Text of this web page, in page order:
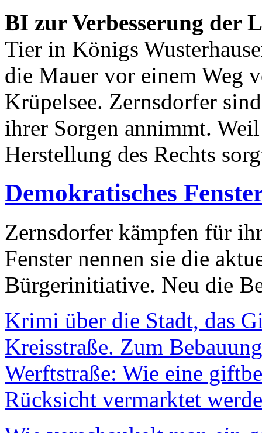
BI zur Verbesserung der
Tier in Königs
die Mauer vor einem Weg
Krüpelsee. Zernsdorfer
ihrer Sorgen annimmt.
Herstellung des Rechts
Demokratisches
Zernsdorfer kämpfen für
Fenster nennen sie die
Bürgerinitiative. Neu die
Krimi über die Stadt, das
Kreisstraße. Zum
Werftstraße: Wie eine
Rücksicht vermarktet